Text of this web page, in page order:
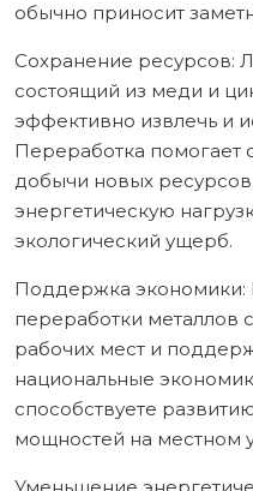
обычно приносит
Сохранение ресурсов:
состоящий из меди и
эффективно извлечь и
Переработка помогает
добычи новых
энергетическую
экологический ущерб.
Поддержка экономики:
переработки металлов
рабочих мест и
национальные
способствуете
мощностей на местном